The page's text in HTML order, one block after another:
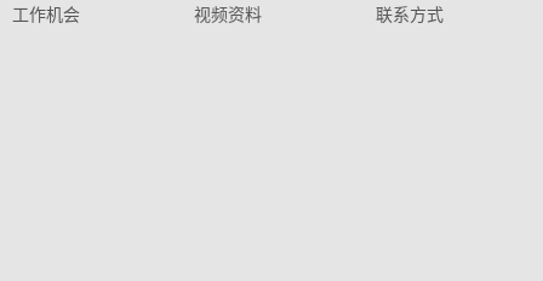
工作机会
视频资料
联系方式